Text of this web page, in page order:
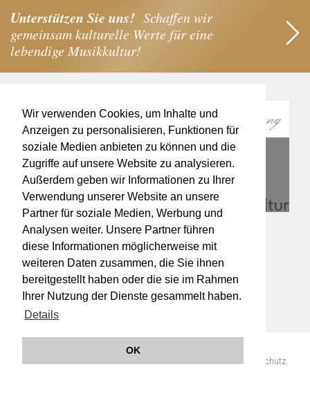
Wir verwenden Cookies, um Inhalte und
Anzeigen zu personalisieren, Funktionen für
soziale Medien anbieten zu können und die
Zugriffe auf unsere Website zu analysieren.
Außerdem geben wir Informationen zu Ihrer
Verwendung unserer Website an unsere
Partner für soziale Medien, Werbung und
Analysen weiter. Unsere Partner führen
diese Informationen möglicherweise mit
weiteren Daten zusammen, die Sie ihnen
bereitgestellt haben oder die sie im Rahmen
Ihrer Nutzung der Dienste gesammelt haben.
Details
OK
Unterstützen Sie uns! Schaffen wir
gemeinsam kulturelle Werte für eine
lebendige Musikkultur!
Datenschutz